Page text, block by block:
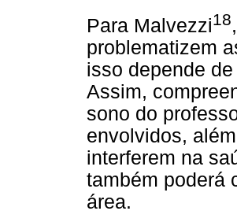
Para Malvezzi18
problematizem
isso depende
Assim,
sono do
envolvidos,
interferem na
também poderá
área.